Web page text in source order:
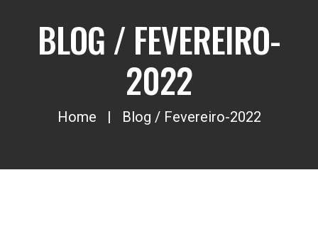
BLOG / FEVEREIRO-
2022
Home Blog / Fevereiro-2022